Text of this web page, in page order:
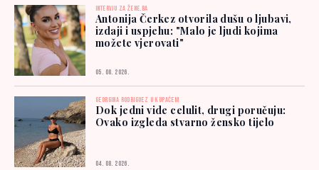
INTERVJU ZA ŽENE.BA
Antonija Čerkez otvorila dušu o ljubavi,
izdaji i uspjehu: "Malo je ljudi kojima
možete vjerovati"
05. 08. 2026.
GEORGINA RODRIGUEZ U KUPAĆEM
Dok jedni vide celulit, drugi poručuju:
Ovako izgleda stvarno žensko tijelo
04. 08. 2026.